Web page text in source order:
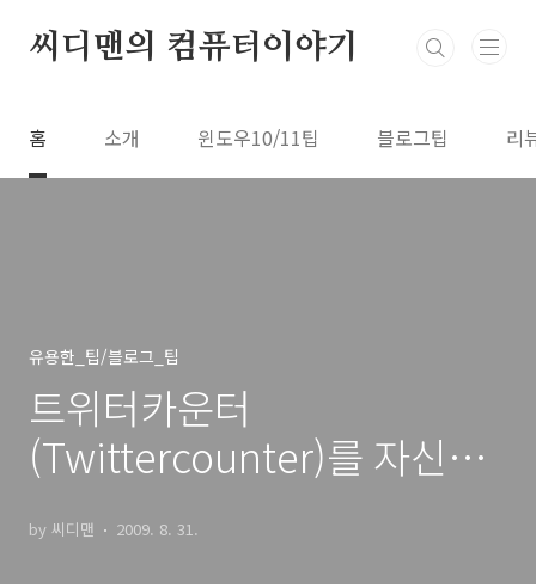
씨디맨의 컴퓨터이야기
홈 소개 윈도우10/11팁 블로그팁 리
유용한_팁/블로그_팁
트위터카운터
(Twittercounter)를 자신의
by 씨디맨 2009. 8. 31.